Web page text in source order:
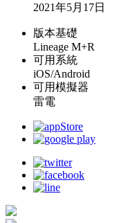
2021年5月17日
版本基礎
Lineage M+R
可用系統
iOS/Android
可用模擬器
雷電